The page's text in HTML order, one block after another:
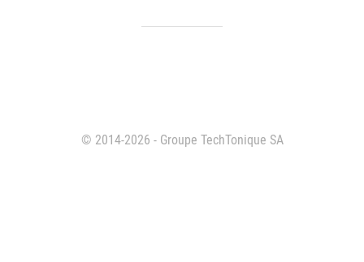
© 2014-2026 - Groupe TechTonique SA